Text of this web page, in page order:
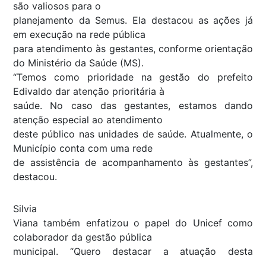
são valiosos para o
planejamento da Semus. Ela destacou as ações já
em execução na rede pública
para atendimento às gestantes, conforme orientação
do Ministério da Saúde (MS).
“Temos como prioridade na gestão do prefeito
Edivaldo dar atenção prioritária à
saúde. No caso das gestantes, estamos dando
atenção especial ao atendimento
deste público nas unidades de saúde. Atualmente, o
Município conta com uma rede
de assistência de acompanhamento às gestantes”,
destacou.
Silvia
Viana também enfatizou o papel do Unicef como
colaborador da gestão pública
municipal. “Quero destacar a atuação desta